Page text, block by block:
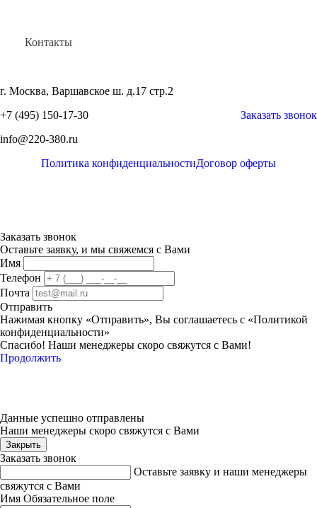
Контакты
г. Москва, Варшавское ш. д.17 стр.2
+7 (495) 150-17-30
info@220-380.ru
Заказать звонок
Политика конфиденциальностиДоговор оферты
Заказать звонок
Оставьте заявку, и мы свяжемся с Вами
Имя
Телефон
Почта
Отправить
Нажимая кнопку «Отправить», Вы соглашаетесь с «Политикой
конфиденциальности»
Спасибо! Наши менеджеры скоро свяжутся с Вами!
Продолжить
Данные успешно отправлены
Наши менеджеры скоро свяжутся с Вами
Закрыть
Заказать звонок
Оставьте заявку и наши менеджеры
свяжутся с Вами
Имя Обязательное поле